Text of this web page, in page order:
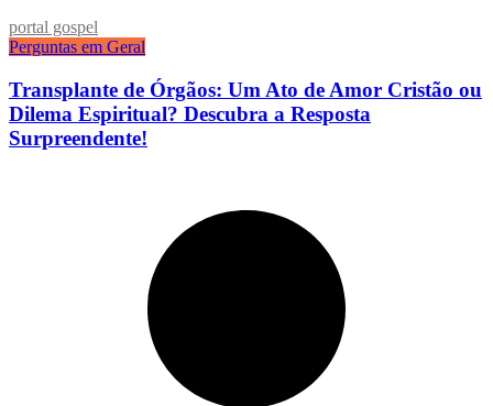
portal gospel
Perguntas em Geral
Transplante de Órgãos: Um Ato de Amor Cristão ou
Dilema Espiritual? Descubra a Resposta
Surpreendente!